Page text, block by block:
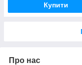
Купити
Про нас